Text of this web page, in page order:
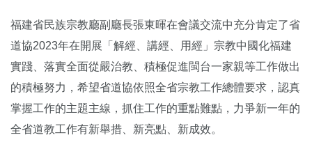
福建省民族宗教廳副廳長張東暉在會議交流中充分肯定了省
道協2023年在開展「解經、講經、用經」宗教中國化福建
實踐、落實全面從嚴治教、積極促進閩台一家親等工作做出
的積極努力，希望省道協依照全省宗教工作總體要求，認真
掌握工作的主題主線，抓住工作的重點難點，力爭新一年的
全省道教工作有新舉措、新亮點、新成效。